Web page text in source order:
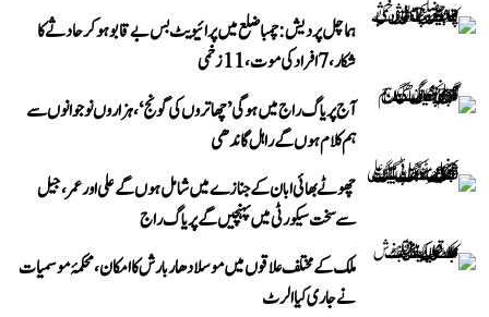
ہماچل پردیش: چمبا ضلع میں پرائیویٹ بس بے قابو ہوکر حادثے کا
شکار، 7 افراد کی موت، 11 زخمی
آج پریاگ راج میں ہوگی ’چھاتروں کی گونج‘، ہزاروں نوجوانوں سے
ہم کلام ہوں گے راہل گاندھی
چھوٹے بھائی ابان کے جنازے میں شامل ہوں گے علی اور عمر، جیل
سے سخت سیکورٹی میں پہنچیں گے پریاگ راج
ملک کے مختلف علاقوں میں موسلادھار بارش کا امکان، محکمۂ موسمیات
نے جاری کیا الرٹ